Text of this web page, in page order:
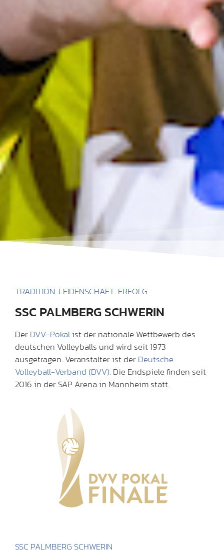
TRADITION. LEIDENSCHAFT. ERFOLG
SSC PALMBERG SCHWERIN
DerDVV-Pokalist der nationale Wettbewerb des
deutschen Volleyballs und wird seit 1973
ausgetragen. Veranstalter ist derDeutsche
Volleyball-Verband (DVV). Die Endspiele finden seit
2016 in der SAP Arena in Mannheim statt.
SSC PALMBERG SCHWERIN